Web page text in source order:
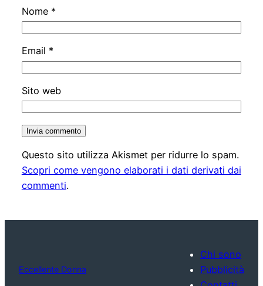
Nome *
Email *
Sito web
Questo sito utilizza Akismet per ridurre lo spam.
Scopri come vengono elaborati i dati derivati dai
commenti.
Eccellente Donna
Chi sono
Pubblicità